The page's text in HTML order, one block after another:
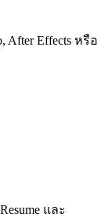
After Effects หรือ
และ